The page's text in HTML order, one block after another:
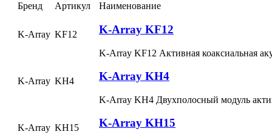
Бренд
Артикул Наименование
K-Array KF12 K-Array KF12
K-Array KF12 Активная коаксиальная
K-Array KH4 K-Array KH4
K-Array KH4 Двухполосный модуль
K-Array KH15 K-Array KH15